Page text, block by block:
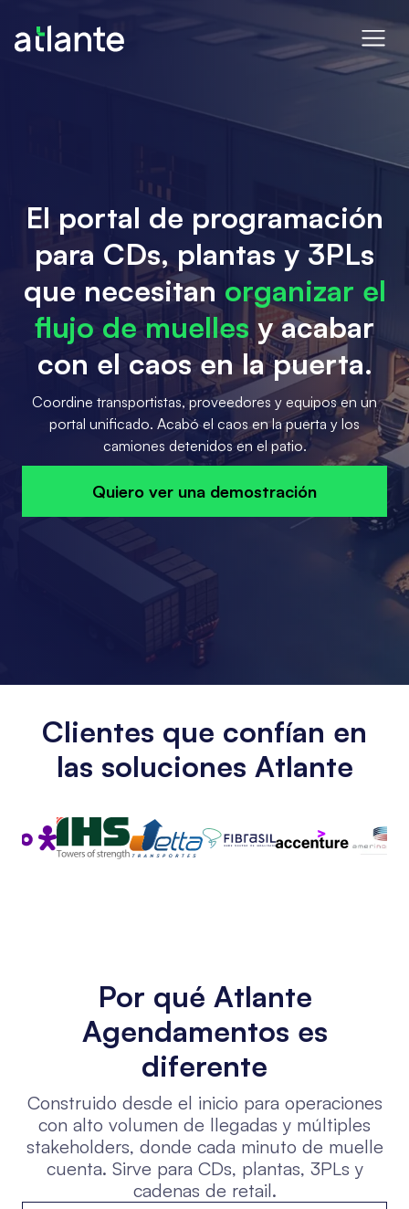
El portal de programación
para CDs, plantas y 3PLs
que necesitan organizar el
flujo de muelles y acabar
con el caos en la puerta.
Coordine transportistas, proveedores y equipos en un
portal unificado. Acabó el caos en la puerta y los
camiones detenidos en el patio.
Quiero ver una demostración
Clientes que confían en
las soluciones Atlante
Por qué Atlante
Agendamentos es
diferente
Construido desde el inicio para operaciones
con alto volumen de llegadas y múltiples
stakeholders, donde cada minuto de muelle
cuenta. Sirve para CDs, plantas, 3PLs y
cadenas de retail.